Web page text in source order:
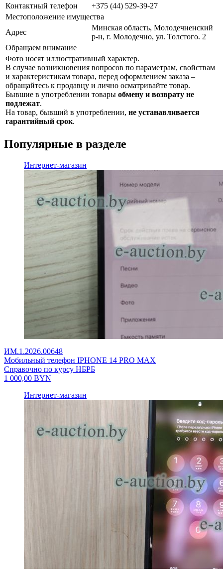
Контактный телефон
+375 (44) 529-39-27
Местоположение имущества
Адрес
Минская область, Молодечненский
р-н, г. Молодечно, ул. Толстого. 2
Обращаем внимание
Фото носят иллюстративный характер.
В случае возникновения вопросов по параметрам, свойствам
и характеристикам товара, перед оформлением заказа –
обращайтесь к продавцу и лично осматривайте товар.
Бывшие в употреблении товары обмену и возврату не
подлежат.
На товар, бывший в употреблении, не устанавливается
гарантийный срок.
Популярные в разделе
Интернет-магазин
ИМ.1.2026.00648
Мобильный телефон IPHONE 14 PRO MAX
Справочно по курсу НБРБ
1 000,00 BYN
Интернет-магазин